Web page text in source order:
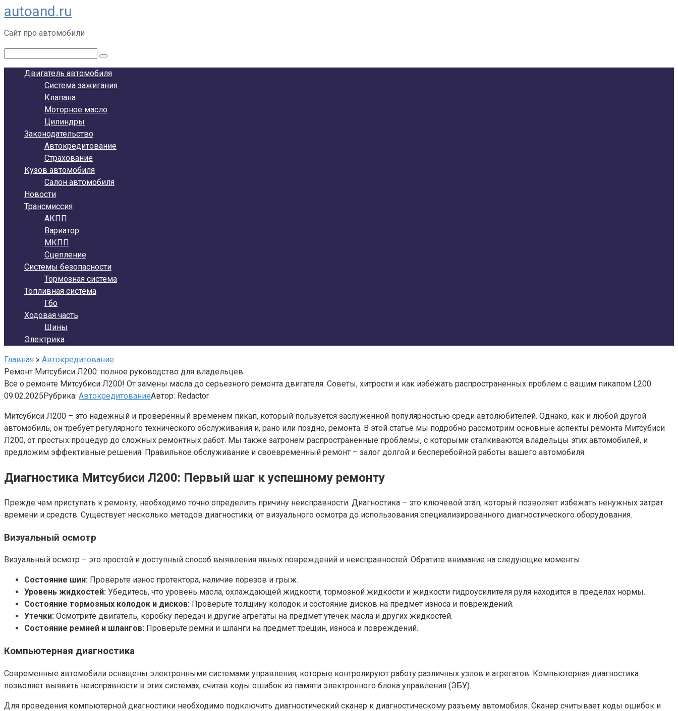
Перейти
к
контенту
autoand.ru
Сайт про автомобили
Двигатель автомобиля
Система зажигания
Клапана
Моторное масло
Цилиндры
Законодательство
Автокредитование
Страхование
Кузов автомобиля
Салон автомобиля
Новости
Трансмиссия
АКПП
Вариатор
МКПП
Сцепление
Системы безопасности
Тормозная система
Топливная система
Гбо
Ходовая часть
Шины
Электрика
Главная » Автокредитование
Ремонт Митсубиси Л200: полное руководство для владельцев
Все о ремонте Митсубиси Л200! От замены масла до серьезного ремонта двигателя. Советы, хитрости и как избежать распространенных проблем с вашим пикапом L200.
09.02.2025Рубрика: АвтокредитованиеАвтор: Redactor
Митсубиси Л200 – это надежный и проверенный временем пикап, который пользуется заслуженной популярностью среди автолюбителей. Однако, как и любой другой
автомобиль, он требует регулярного технического обслуживания и, рано или поздно, ремонта. В этой статье мы подробно рассмотрим основные аспекты ремонта Митсубиси
Л200, от простых процедур до сложных ремонтных работ. Мы также затронем распространенные проблемы, с которыми сталкиваются владельцы этих автомобилей, и
предложим эффективные решения. Правильное обслуживание и своевременный ремонт – залог долгой и бесперебойной работы вашего автомобиля.
Диагностика Митсубиси Л200: Первый шаг к успешному ремонту
Прежде чем приступать к ремонту, необходимо точно определить причину неисправности. Диагностика – это ключевой этап, который позволяет избежать ненужных затрат
времени и средств. Существует несколько методов диагностики, от визуального осмотра до использования специализированного диагностического оборудования.
Визуальный осмотр
Визуальный осмотр – это простой и доступный способ выявления явных повреждений и неисправностей. Обратите внимание на следующие моменты:
Состояние шин: Проверьте износ протектора, наличие порезов и грыж.
Уровень жидкостей: Убедитесь, что уровень масла, охлаждающей жидкости, тормозной жидкости и жидкости гидроусилителя руля находится в пределах нормы.
Состояние тормозных колодок и дисков: Проверьте толщину колодок и состояние дисков на предмет износа и повреждений.
Утечки: Осмотрите двигатель, коробку передач и другие агрегаты на предмет утечек масла и других жидкостей.
Состояние ремней и шлангов: Проверьте ремни и шланги на предмет трещин, износа и повреждений.
Компьютерная диагностика
Современные автомобили оснащены электронными системами управления, которые контролируют работу различных узлов и агрегатов. Компьютерная диагностика
позволяет выявить неисправности в этих системах, считав коды ошибок из памяти электронного блока управления (ЭБУ).
Для проведения компьютерной диагностики необходимо подключить диагностический сканер к диагностическому разъему автомобиля. Сканер считывает коды ошибок и